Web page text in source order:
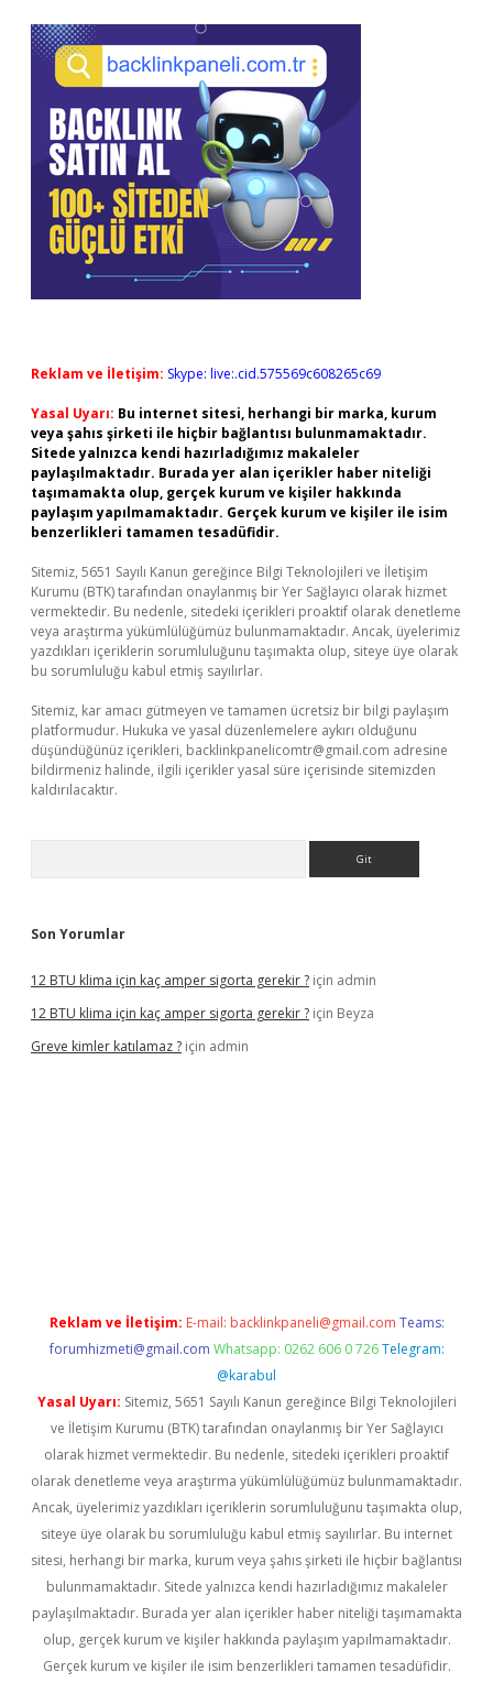
Reklam ve İletişim: Skype: live:.cid.575569c608265c69
Yasal Uyarı: Bu internet sitesi, herhangi bir marka, kurum
veya şahıs şirketi ile hiçbir bağlantısı bulunmamaktadır.
Sitede yalnızca kendi hazırladığımız makaleler
paylaşılmaktadır. Burada yer alan içerikler haber niteliği
taşımamakta olup, gerçek kurum ve kişiler hakkında
paylaşım yapılmamaktadır. Gerçek kurum ve kişiler ile isim
benzerlikleri tamamen tesadüfidir.
Sitemiz, 5651 Sayılı Kanun gereğince Bilgi Teknolojileri ve İletişim
Kurumu (BTK) tarafından onaylanmış bir Yer Sağlayıcı olarak hizmet
vermektedir. Bu nedenle, sitedeki içerikleri proaktif olarak denetleme
veya araştırma yükümlülüğümüz bulunmamaktadır. Ancak, üyelerimiz
yazdıkları içeriklerin sorumluluğunu taşımakta olup, siteye üye olarak
bu sorumluluğu kabul etmiş sayılırlar.
Sitemiz, kar amacı gütmeyen ve tamamen ücretsiz bir bilgi paylaşım
platformudur. Hukuka ve yasal düzenlemelere aykırı olduğunu
düşündüğünüz içerikleri, backlinkpanelicomtr@gmail.com adresine
bildirmeniz halinde, ilgili içerikler yasal süre içerisinde sitemizden
kaldırılacaktır.
Son Yorumlar
12 BTU klima için kaç amper sigorta gerekir ? için admin
12 BTU klima için kaç amper sigorta gerekir ? için Beyza
Greve kimler katılamaz ? için admin
Reklam ve İletişim: E-mail: backlinkpaneli@gmail.com Teams:
forumhizmeti@gmail.com Whatsapp: 0262 606 0 726 Telegram:
@karabul
Yasal Uyarı: Sitemiz, 5651 Sayılı Kanun gereğince Bilgi Teknolojileri
ve İletişim Kurumu (BTK) tarafından onaylanmış bir Yer Sağlayıcı
olarak hizmet vermektedir. Bu nedenle, sitedeki içerikleri proaktif
olarak denetleme veya araştırma yükümlülüğümüz bulunmamaktadır.
Ancak, üyelerimiz yazdıkları içeriklerin sorumluluğunu taşımakta olup,
siteye üye olarak bu sorumluluğu kabul etmiş sayılırlar. Bu internet
sitesi, herhangi bir marka, kurum veya şahıs şirketi ile hiçbir bağlantısı
bulunmamaktadır. Sitede yalnızca kendi hazırladığımız makaleler
paylaşılmaktadır. Burada yer alan içerikler haber niteliği taşımamakta
olup, gerçek kurum ve kişiler hakkında paylaşım yapılmamaktadır.
Gerçek kurum ve kişiler ile isim benzerlikleri tamamen tesadüfidir.